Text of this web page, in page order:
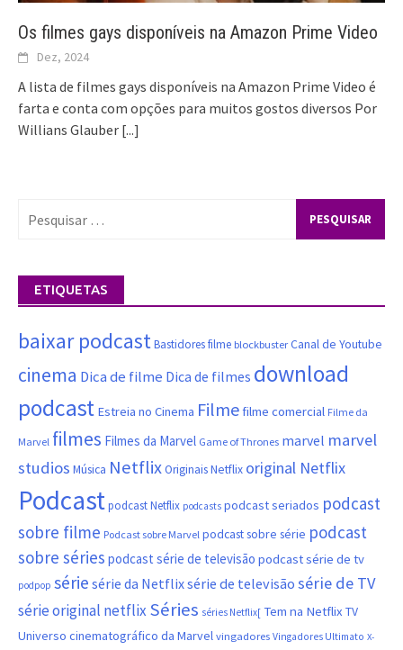
Os filmes gays disponíveis na Amazon Prime Video
Dez, 2024
A lista de filmes gays disponíveis na Amazon Prime Video é
farta e conta com opções para muitos gostos diversos Por
Willians Glauber [...]
ETIQUETAS
baixar podcastBastidores filme blockbuster Canal de Youtube
cinema Dica de filme Dica de filmes download
podcast Estreia no Cinema Filmefilme comercial Filme da
Marvel filmes Filmes da Marvel Game of Thrones marvel marvel
studios Música NetflixOriginais Netflix original Netflix
Podcastpodcast Netflix podcasts podcast seriados podcast
sobre filme Podcast sobre Marvel podcast sobre série podcast
sobre séries podcast série de televisão podcast série de tv
podpop série série da Netflixsérie de televisão série de TV
série original netflix Séries séries Netflix[ Tem na Netflix TV
Universo cinematográfico da Marvel vingadores Vingadores Ultimato X-